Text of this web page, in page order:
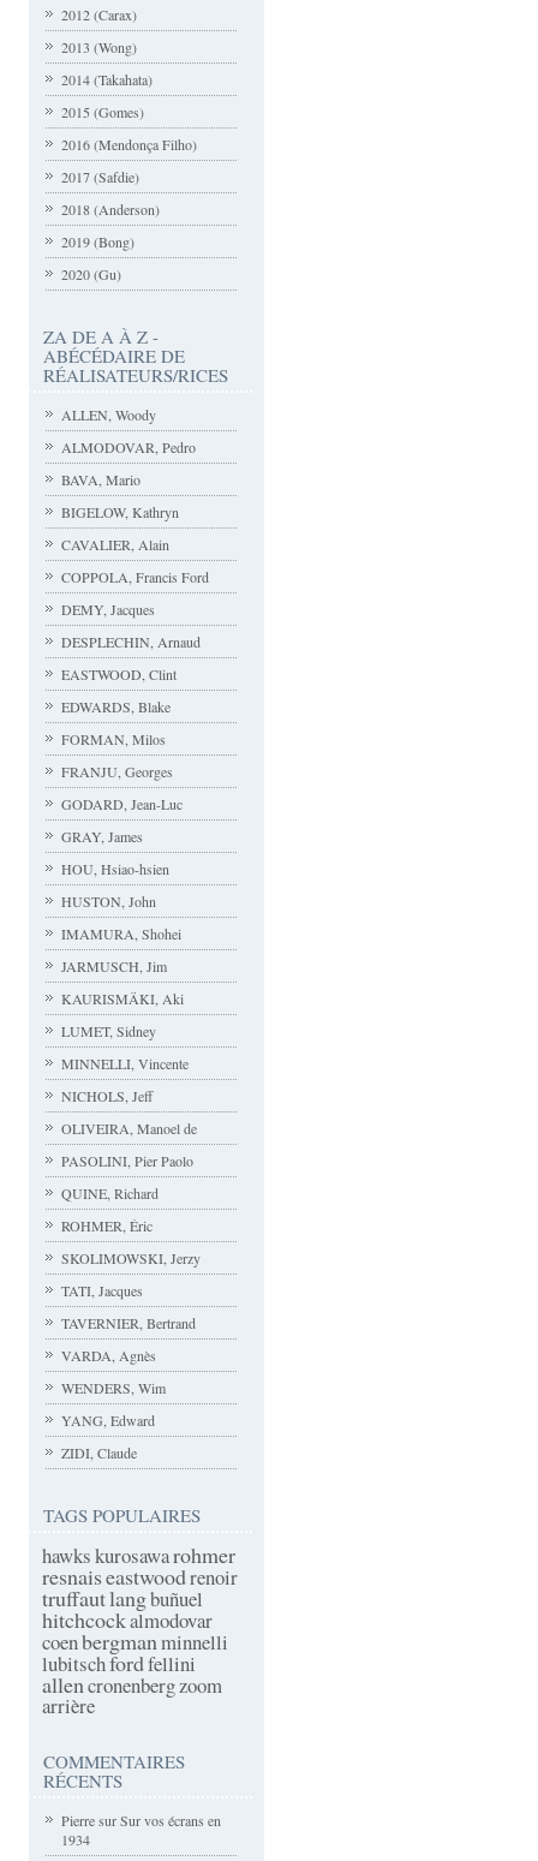
2012 (Carax)
2013 (Wong)
2014 (Takahata)
2015 (Gomes)
2016 (Mendonça Filho)
2017 (Safdie)
2018 (Anderson)
2019 (Bong)
2020 (Gu)
ZA DE A À Z -
ABÉCÉDAIRE DE
RÉALISATEURS/RICES
ALLEN, Woody
ALMODOVAR, Pedro
BAVA, Mario
BIGELOW, Kathryn
CAVALIER, Alain
COPPOLA, Francis Ford
DEMY, Jacques
DESPLECHIN, Arnaud
EASTWOOD, Clint
EDWARDS, Blake
FORMAN, Milos
FRANJU, Georges
GODARD, Jean-Luc
GRAY, James
HOU, Hsiao-hsien
HUSTON, John
IMAMURA, Shohei
JARMUSCH, Jim
KAURISMÄKI, Aki
LUMET, Sidney
MINNELLI, Vincente
NICHOLS, Jeff
OLIVEIRA, Manoel de
PASOLINI, Pier Paolo
QUINE, Richard
ROHMER, Éric
SKOLIMOWSKI, Jerzy
TATI, Jacques
TAVERNIER, Bertrand
VARDA, Agnès
WENDERS, Wim
YANG, Edward
ZIDI, Claude
TAGS POPULAIRES
hawkskurosawarohmer
resnaiseastwoodrenoir
truffautlangbuñuel
hitchcockalmodovar
coenbergmanminnelli
lubitschfordfellini
allencronenbergzoom
arrière
COMMENTAIRES
RÉCENTS
PierresurSur vos écrans en
1934